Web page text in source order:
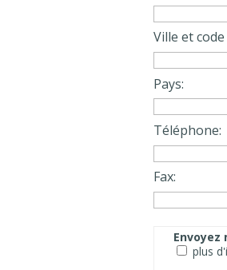
Ville et
Pays:
Téléphone:
Fax:
Envoyez
plus